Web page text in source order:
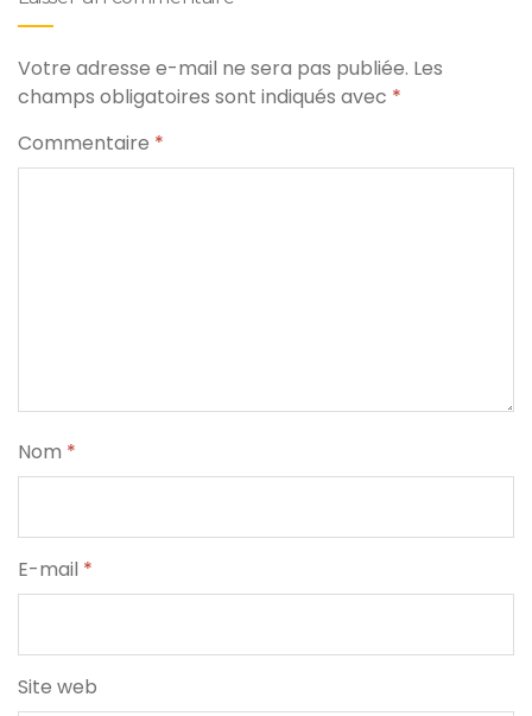
Votre adresse e-mail ne sera pas publiée. Les
champs obligatoires sont indiqués avec *
Commentaire *
Nom *
E-mail *
Site web